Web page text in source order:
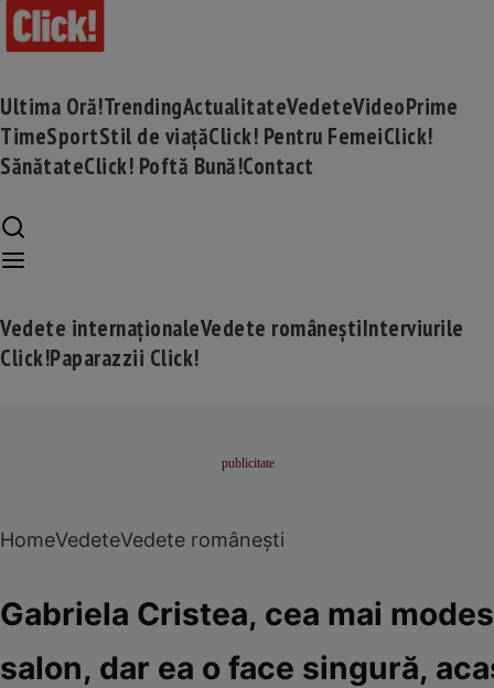
Ultima Oră!TrendingActualitateVedeteVideoPrime
TimeSportStil de viațăClick! Pentru FemeiClick!
SănătateClick! Poftă Bună!Contact
Vedete internaționaleVedete româneștiInterviurile
Click!Paparazzii Click!
HomeVedeteVedete românești
Gabriela Cristea, cea mai
salon, dar ea o face singură,